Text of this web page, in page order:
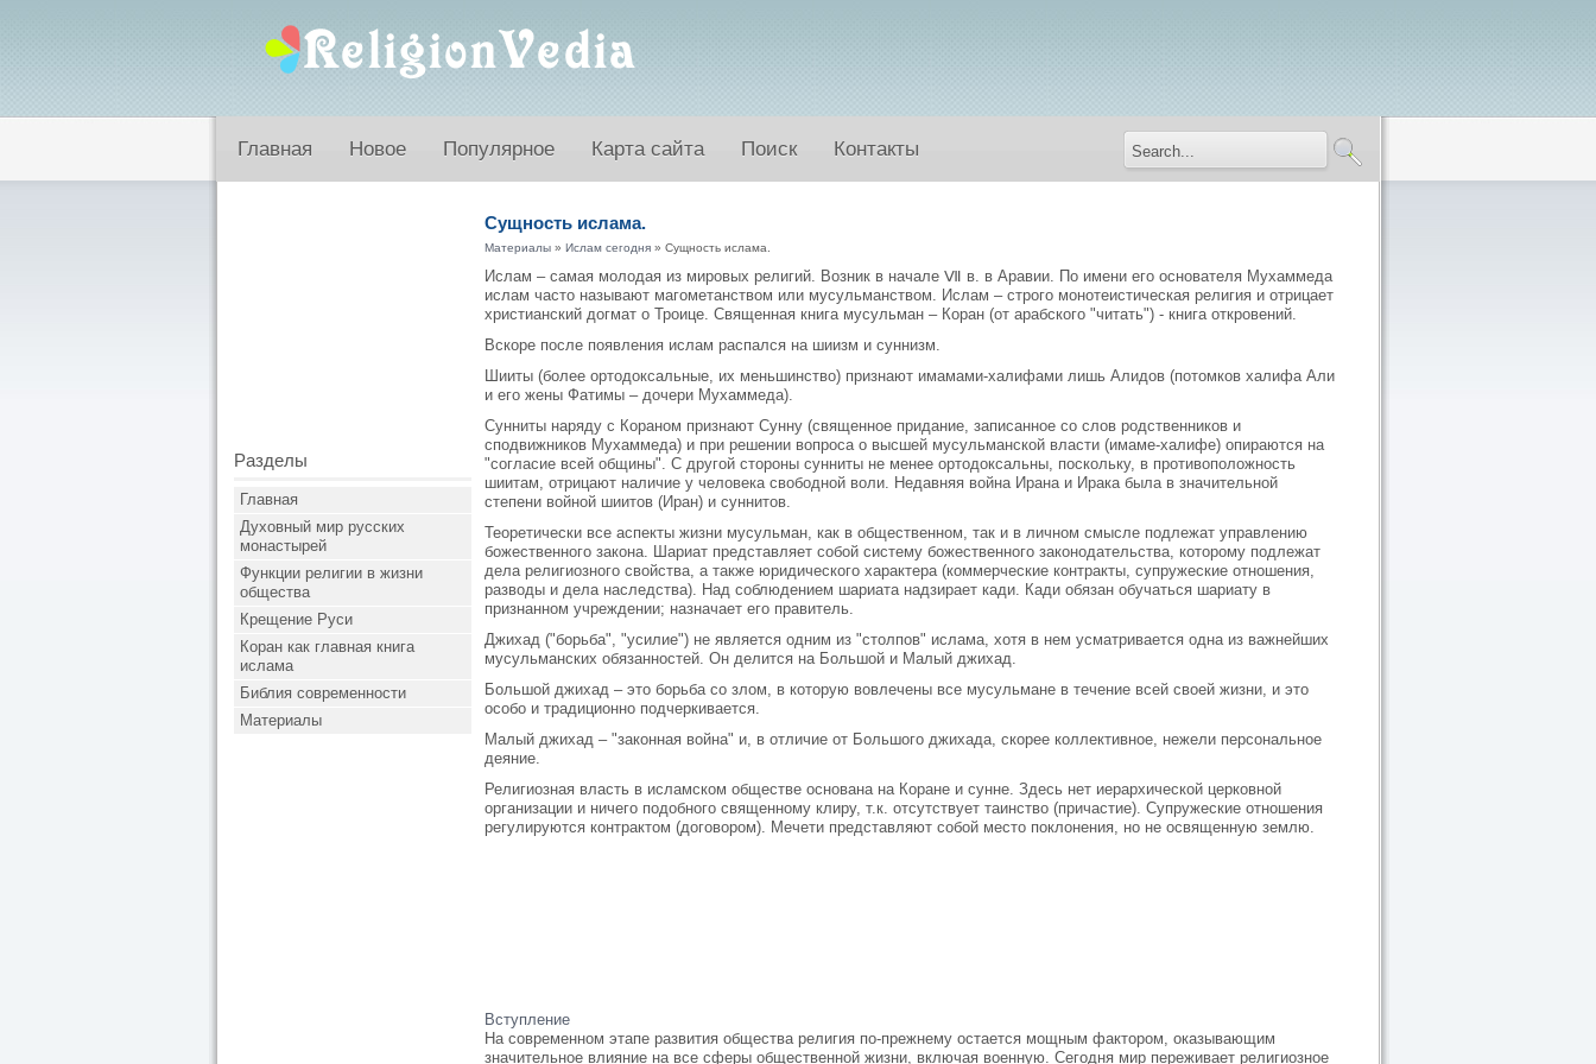
Главная Новое Популярное Карта сайта Поиск Контакты
Разделы
Главная
Духовный мир русских
монастырей
Функции религии в жизни
общества
Крещение Руси
Коран как главная книга
ислама
Библия современности
Материалы
Сущность ислама.
Материалы » Ислам сегодня » Сущность ислама.
Ислам – самая молодая из мировых религий. Возник в начале Ⅶ в. в Аравии. По имени его основателя Мухаммеда
ислам часто называют магометанством или мусульманством. Ислам – строго монотеистическая религия и отрицает
христианский догмат о Троице. Священная книга мусульман – Коран (от арабского "читать") - книга откровений.
Вскоре после появления ислам распался на шиизм и суннизм.
Шииты (более ортодоксальные, их меньшинство) признают имамами-халифами лишь Алидов (потомков халифа Али
и его жены Фатимы – дочери Мухаммеда).
Сунниты наряду с Кораном признают Сунну (священное придание, записанное со слов родственников и
сподвижников Мухаммеда) и при решении вопроса о высшей мусульманской власти (имаме-халифе) опираются на
"согласие всей общины". С другой стороны сунниты не менее ортодоксальны, поскольку, в противоположность
шиитам, отрицают наличие у человека свободной воли. Недавняя война Ирана и Ирака была в значительной
степени войной шиитов (Иран) и суннитов.
Теоретически все аспекты жизни мусульман, как в общественном, так и в личном смысле подлежат управлению
божественного закона. Шариат представляет собой систему божественного законодательства, которому подлежат
дела религиозного свойства, а также юридического характера (коммерческие контракты, супружеские отношения,
разводы и дела наследства). Над соблюдением шариата надзирает кади. Кади обязан обучаться шариату в
признанном учреждении; назначает его правитель.
Джихад ("борьба", "усилие") не является одним из "столпов" ислама, хотя в нем усматривается одна из важнейших
мусульманских обязанностей. Он делится на Большой и Малый джихад.
Большой джихад – это борьба со злом, в которую вовлечены все мусульмане в течение всей своей жизни, и это
особо и традиционно подчеркивается.
Малый джихад – "законная война" и, в отличие от Большого джихада, скорее коллективное, нежели персональное
деяние.
Религиозная власть в исламском обществе основана на Коране и сунне. Здесь нет иерархической церковной
организации и ничего подобного священному клиру, т.к. отсутствует таинство (причастие). Супружеские отношения
регулируются контрактом (договором). Мечети представляют собой место поклонения, но не освященную землю.
Вступление
На современном этапе развития общества религия по-прежнему остается мощным фактором, оказывающим
значительное влияние на все сферы общественной жизни, включая военную. Сегодня мир переживает религиозное